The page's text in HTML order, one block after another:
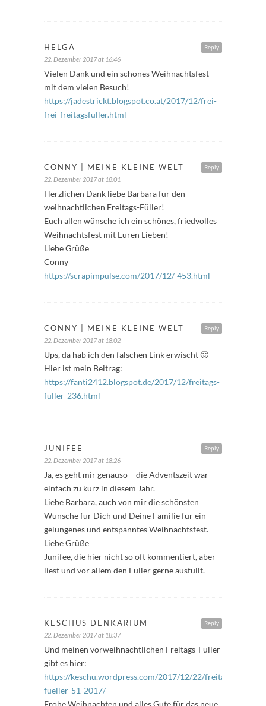
Reply
HELGA
22. Dezember 2017 at 16:46
Vielen Dank und ein schönes Weihnachtsfest
mit dem vielen Besuch!
https://jadestrickt.blogspot.co.at/2017/12/frei-
frei-freitagsfuller.html
Reply
CONNY | MEINE KLEINE WELT
22. Dezember 2017 at 18:01
Herzlichen Dank liebe Barbara für den
weihnachtlichen Freitags-Füller!
Euch allen wünsche ich ein schönes, friedvolles
Weihnachtsfest mit Euren Lieben!
Liebe Grüße
Conny
https://scrapimpulse.com/2017/12/-453.html
Reply
CONNY | MEINE KLEINE WELT
22. Dezember 2017 at 18:02
Ups, da hab ich den falschen Link erwischt 🙂
Hier ist mein Beitrag:
https://fanti2412.blogspot.de/2017/12/freitags-
fuller-236.html
Reply
JUNIFEE
22. Dezember 2017 at 18:26
Ja, es geht mir genauso – die Adventszeit war
einfach zu kurz in diesem Jahr.
Liebe Barbara, auch von mir die schönsten
Wünsche für Dich und Deine Familie für ein
gelungenes und entspanntes Weihnachtsfest.
Liebe Grüße
Junifee, die hier nicht so oft kommentiert, aber
liest und vor allem den Füller gerne ausfüllt.
Reply
KESCHUS DENKARIUM
22. Dezember 2017 at 18:37
Und meinen vorweihnachtlichen Freitags-Füller
gibt es hier:
https://keschu.wordpress.com/2017/12/22/freitags-
fueller-51-2017/
Frohe Weihnachten und alles Gute für das neue